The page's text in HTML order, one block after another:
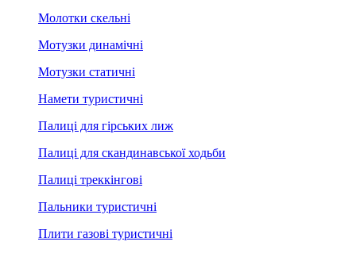
Молотки скельні
Мотузки динамічні
Мотузки статичні
Намети туристичні
Палиці для гірських лиж
Палиці для скандинавської ходьби
Палиці треккінгові
Пальники туристичні
Плити газові туристичні